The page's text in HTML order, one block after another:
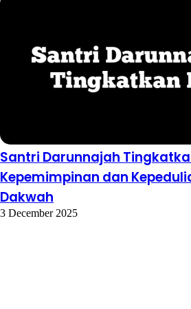
Santri Darunnajah
Kepemimpinan dan
Dakwah
3 December 2025